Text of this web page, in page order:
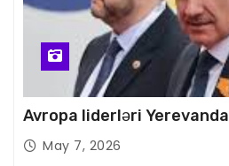
Avropa liderləri Yerevanda
May 7, 2026